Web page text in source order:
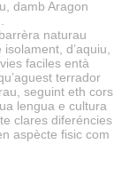
damb Aragon
naturau
d’aquiu,
faciles entà
terrador
seguint eth cors
lengua e cultura
clares diferéncies
aspècte fisic com